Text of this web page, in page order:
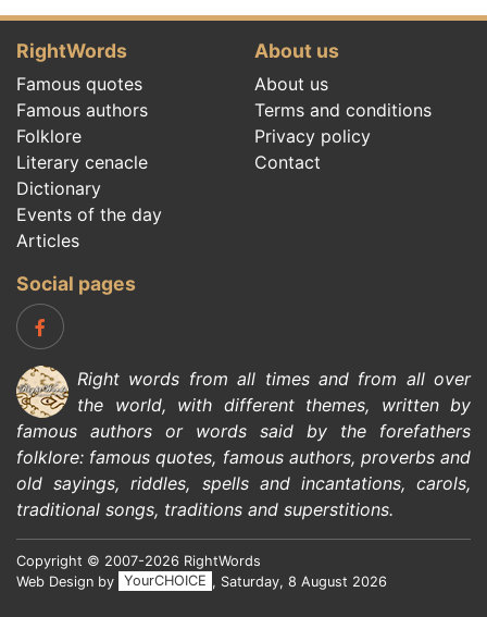
RightWords
Famous quotes
Famous authors
Folklore
Literary cenacle
Dictionary
Events of the day
Articles
About us
About us
Terms and conditions
Privacy policy
Contact
Social pages
Right words from all times and from all over
the world, with different themes, written by
famous authors or words said by the forefathers
folklore: famous quotes, famous authors, proverbs and
old sayings,riddles, spells and incantations,carols,
traditional songs, traditions and superstitions.
Copyright © 2007-2026 RightWords
Web Design by
YourCHOICE , Saturday, 8 August 2026